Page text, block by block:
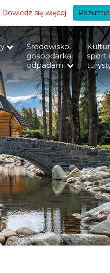
+A
Środowisko,
gospodarka
odpadami
sport i
Dowiedz się więcej